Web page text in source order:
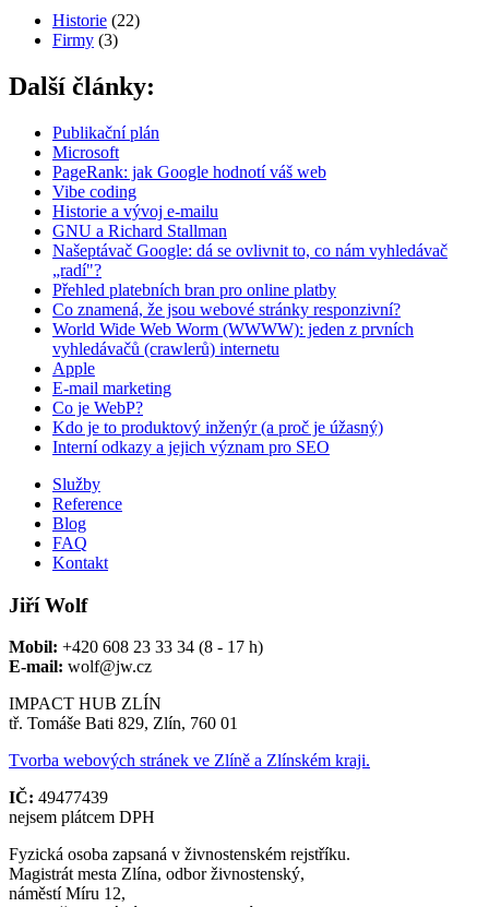
Historie (22)
Firmy (3)
Další články:
Publikační plán
Microsoft
PageRank: jak Google hodnotí váš web
Vibe coding
Historie a vývoj e-mailu
GNU a Richard Stallman
Našeptávač Google: dá se ovlivnit to, co nám vyhledávač
„radí"?
Přehled platebních bran pro online platby
Co znamená, že jsou webové stránky responzivní?
World Wide Web Worm (WWWW): jeden z prvních
vyhledávačů (crawlerů) internetu
Apple
E-mail marketing
Co je WebP?
Kdo je to produktový inženýr (a proč je úžasný)
Interní odkazy a jejich význam pro SEO
Služby
Reference
Blog
FAQ
Kontakt
Jiří Wolf
Mobil: +420 608 23 33 34 (8 - 17 h)
E-mail: wolf@jw.cz
IMPACT HUB ZLÍN
tř. Tomáše Bati 829, Zlín, 760 01
Tvorba webových stránek ve Zlíně a Zlínském kraji.
IČ: 49477439
nejsem plátcem DPH
Fyzická osoba zapsaná v živnostenském rejstříku.
Magistrát mesta Zlína, odbor živnostenský,
náměstí Míru 12,